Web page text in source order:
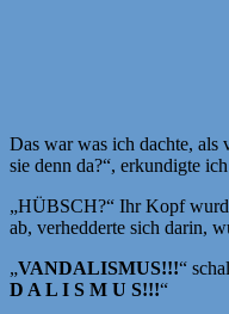
Das war was ich dachte, als
sie denn da?“, erkundigte
„HÜBSCH?“ Ihr Kopf
ab, verhedderte sich darin,
„VANDALISMUS!!!“
D A L I S M U S!!!“